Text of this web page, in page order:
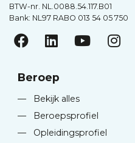
BTW-nr. NL.0088.54.117.B01
Bank: NL97 RABO 013 54 05 750
Beroep
—
Bekijk alles
—
Beroepsprofiel
—
Opleidingsprofiel